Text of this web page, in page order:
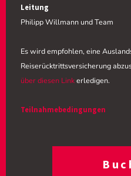
Leitung
Philipp Willmann und Team
Es wird empfohlen, eine
Reiserücktrittsversicherung
über diesen Linkerledigen.
Teilnahmebedingungen